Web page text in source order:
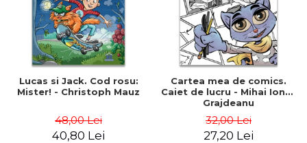
Lucas si Jack. Cod rosu:
Mister! - Christoph Mauz
48,00 Lei
40,80 Lei
Cartea mea de comics.
Caiet de lucru - Mihai Ionut
Grajdeanu
32,00 Lei
27,20 Lei